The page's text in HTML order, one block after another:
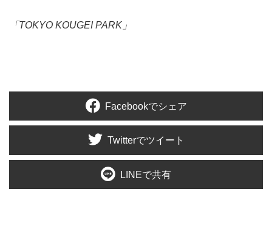
「TOKYO KOUGEI PARK」
Facebookでシェア
Twitterでツイート
LINEで共有